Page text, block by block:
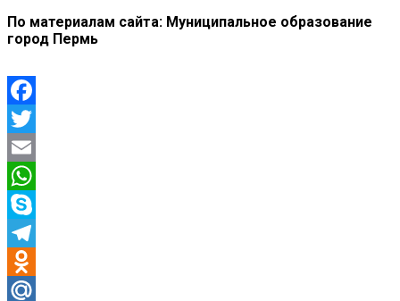
По материалам сайта: Муниципальное образование
город Пермь
Facebook
Twitter
Email
WhatsApp
Skype
Telegram
Odnoklassniki